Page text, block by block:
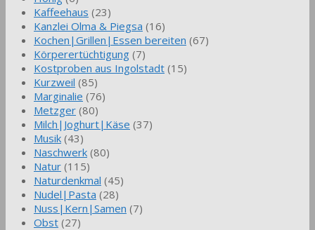
Kaffeehaus (23)
Kanzlei Olma & Piegsa (16)
Kochen|Grillen|Essen bereiten (67)
Körperertüchtigung (7)
Kostproben aus Ingolstadt (15)
Kurzweil (85)
Marginalie (76)
Metzger (80)
Milch|Joghurt|Käse (37)
Musik (43)
Naschwerk (80)
Natur (115)
Naturdenkmal (45)
Nudel|Pasta (28)
Nuss|Kern|Samen (7)
Obst (27)